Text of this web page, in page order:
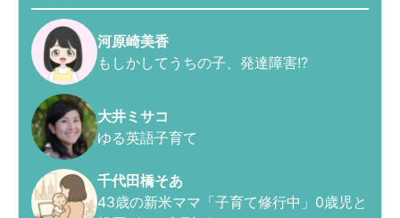
河原崎美香
もしかしてうちの子、発達障害!?
大井ミサコ
ゆる英語子育て
千代田橋そあ
43歳の新米ママ「子育て修行中」0歳児と